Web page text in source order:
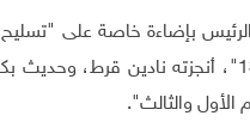
بإضاءة خاصة على
قرار مجلس الأمن رقم 1325"، أنجزته
الأول والثالث".